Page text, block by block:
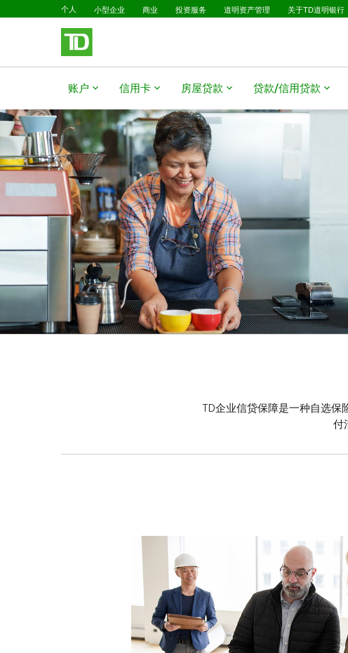
跳转到主要内容
个人 已选择小型企业 商业 投资服务 道明资产管理 关于TD道明银行
账户 信用卡 房屋贷款 贷款/信用贷款
TD企业信贷保障是一种自选
付